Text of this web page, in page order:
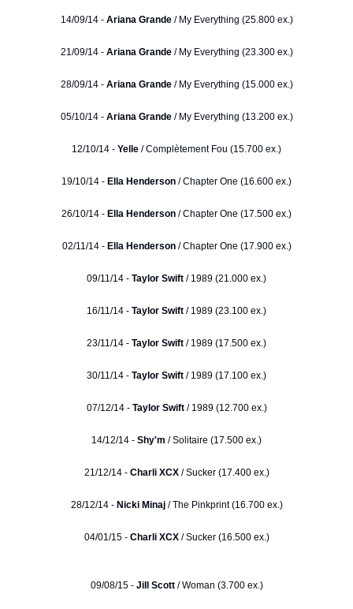
14/09/14 - Ariana Grande/ My Everything (25.800 ex.)
21/09/14 - Ariana Grande/ My Everything (23.300 ex.)
28/09/14 - Ariana Grande/ My Everything (15.000 ex.)
05/10/14 -Ariana Grande/ My Everything (13.200 ex.)
12/10/14 - Yelle / Complètement Fou (15.700 ex.)
19/10/14 - Ella Henderson / Chapter One (16.600 ex.)
26/10/14 - Ella Henderson / Chapter One (17.500 ex.)
02/11/14 - Ella Henderson/ Chapter One (17.900 ex.)
09/11/14 - Taylor Swift / 1989 (21.000 ex.)
16/11/14 - Taylor Swift / 1989 (23.100 ex.)
23/11/14 - Taylor Swift / 1989 (17.500 ex.)
30/11/14 - Taylor Swift / 1989 (17.100 ex.)
07/12/14 - Taylor Swift/ 1989 (12.700 ex.)
14/12/14 - Shy'm / Solitaire (17.500 ex.)
21/12/14 - Charli XCX/ Sucker (17.400 ex.)
28/12/14 -Nicki Minaj/ The Pinkprint (16.700 ex.)
04/01/15 - Charli XCX/ Sucker (16.500 ex.)
09/08/15 - Jill Scott / Woman (3.700 ex.)